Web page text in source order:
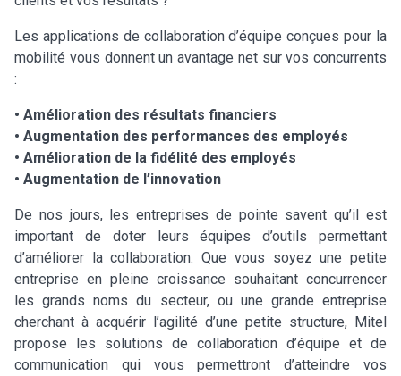
Les applications de collaboration d’équipe conçues pour la
mobilité vous donnent un avantage net sur vos concurrents
:
• Amélioration des résultats financiers
• Augmentation des performances des employés
• Amélioration de la fidélité des employés
• Augmentation de l’innovation
De nos jours, les entreprises de pointe savent qu’il est
important de doter leurs équipes d’outils permettant
d’améliorer la collaboration. Que vous soyez une petite
entreprise en pleine croissance souhaitant concurrencer
les grands noms du secteur, ou une grande entreprise
cherchant à acquérir l’agilité d’une petite structure, Mitel
propose les solutions de collaboration d’équipe et de
communication qui vous permettront d’atteindre vos